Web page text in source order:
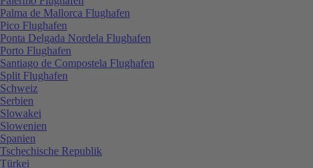
Palma de Mallorca Flughafen
Pico Flughafen
Ponta Delgada Nordela Flughafen
Porto Flughafen
Santiago de Compostela Flughafen
Split Flughafen
Schweiz
Serbien
Slowakei
Slowenien
Spanien
Tschechische Republik
Türkei